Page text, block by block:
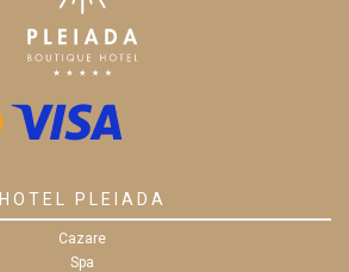
HOTEL PLEIADA
Cazare
Spa